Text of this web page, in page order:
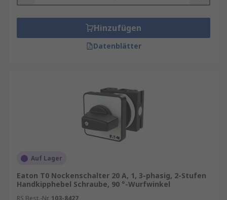
Hinzufügen
Datenblätter
Auf Lager
Eaton T0 Nockenschalter 20 A, 1, 3-phasig, 2-Stufen
Handkipphebel Schraube, 90 °-Wurfwinkel
RS Best.-Nr. 103-8427